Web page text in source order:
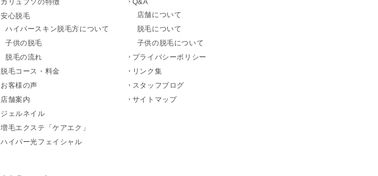
カリュプソの特徴
安心脱毛
ハイパースキン脱毛方について
子供の脱毛
脱毛の流れ
脱毛コース・料金
お客様の声
店舗案内
ジェルネイル
増毛エクステ「ケアエク」
ハイパー光フェイシャル
Q&A
店舗について
脱毛について
子供の脱毛について
プライバシーポリシー
リンク集
スタッフブログ
サイトマップ